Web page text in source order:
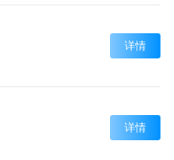
详情
详情